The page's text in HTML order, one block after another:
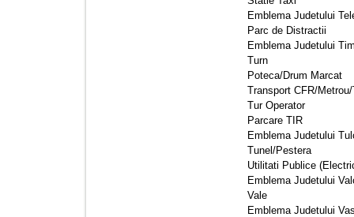
Emblema Judetului
Parc de Distractii
Emblema Judetului
Turn
Poteca/Drum Marcat
Transport CFR/
Tur Operator
Parcare TIR
Emblema Judetului
Tunel/Pestera
Utilitati Publice
Emblema Judetului
Vale
Emblema Judetului